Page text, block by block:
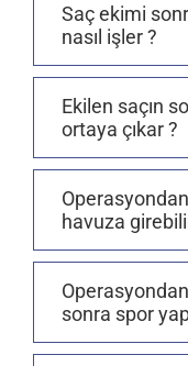
Saç ekimi
nasıl işler ?
Ekilen saçın
ortaya çıkar ?
havuza
sonra spor